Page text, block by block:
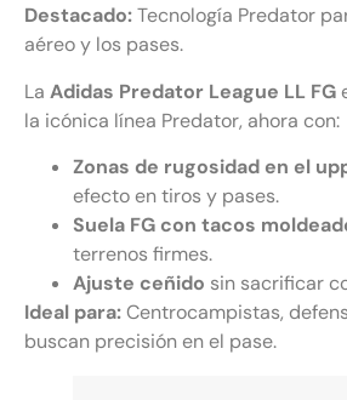
Destacado:Tecnología Predator
aéreo y los pases.
La Adidas Predator League LL FG
la icónica línea Predator, ahora con:
Zonas de rugosidad en el
efecto en tiros y pases.
Suela FG con tacos
terrenos firmes.
Ajuste ceñido sin sacrificar
Ideal para:Centrocampistas,
buscan precisión en el pase.